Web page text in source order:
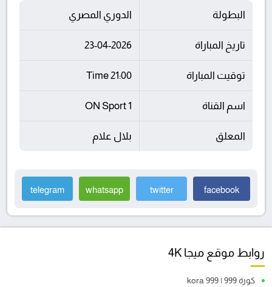
البطولة الدوري المصري
تاريخ المباراة 23-04-2026
توقيت المباراة 21:00 Time
اسم القناة ON Sport 1
المعلق بلال علام
facebook
twitter
whatsapp
telegram
روابط موقع ميجا 4K
كورة 999 | kora 999